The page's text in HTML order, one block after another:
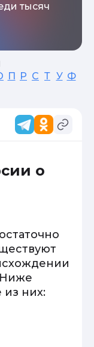
тысяч
П Р С Т У Ф
о
Ниже
из них: